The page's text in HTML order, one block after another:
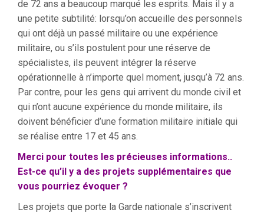
de 72 ans a beaucoup marqué les esprits. Mais il y a
une petite subtilité: lorsqu’on accueille des personnels
qui ont déjà un passé militaire ou une expérience
militaire, ou s’ils postulent pour une réserve de
spécialistes, ils peuvent intégrer la réserve
opérationnelle à n’importe quel moment, jusqu’à 72 ans.
Par contre, pour les gens qui arrivent du monde civil et
qui n’ont aucune expérience du monde militaire, ils
doivent bénéficier d’une formation militaire initiale qui
se réalise entre 17 et 45 ans.
Merci pour toutes les précieuses informations..
Est-ce qu’il y a des projets supplémentaires que
vous pourriez évoquer ?
Les projets que porte la Garde nationale s’inscrivent